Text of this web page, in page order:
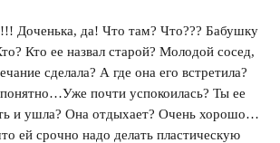
Доченька, да! Что там? Что??? Бабушку
Кто ее назвал старой? Молодой сосед,
сделала? А где она его встретила?
почти успокоилась? Ты ее
и ушла? Она отдыхает? Очень хорошо…
ей срочно надо делать пластическую